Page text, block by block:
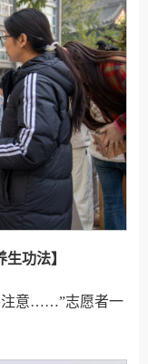
功法】
注意……”志愿者一